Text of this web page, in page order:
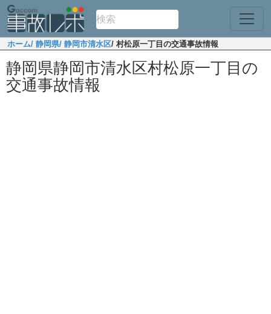
ホーム/ 静岡県/ 静岡市清水区/ 村松原一丁目の交通事故情報
静岡県静岡市清水区村松原一丁目の
交通事故情報